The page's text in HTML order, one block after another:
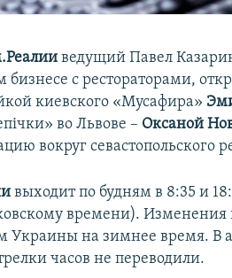
ведущий Павел
с рестораторами,
киевского «Мусафира»
во Львове – Оксаной
вокруг севастопольского
выходит по будням в 8:35 и
времени). Изменения
Украины на зимнее время. В
часов не переводили.